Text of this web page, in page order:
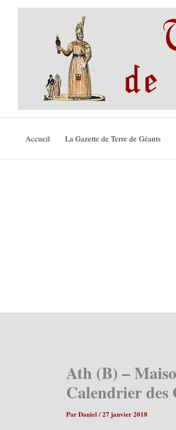
Accueil La Gazette de Terre de Géants
Ath (B) –
Calendrier des
ParDaniel /27 janvier 2018